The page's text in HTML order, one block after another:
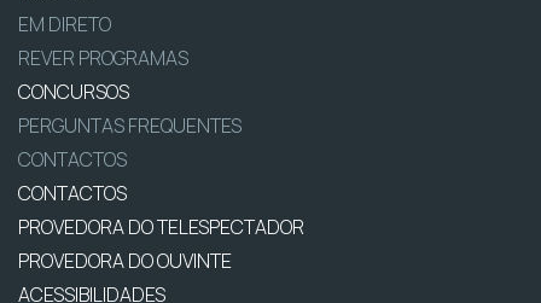
EM DIRETO
REVER PROGRAMAS
CONCURSOS
PERGUNTAS FREQUENTES
CONTACTOS
CONTACTOS
PROVEDORA DO TELESPECTADOR
PROVEDORA DO OUVINTE
ACESSIBILIDADES